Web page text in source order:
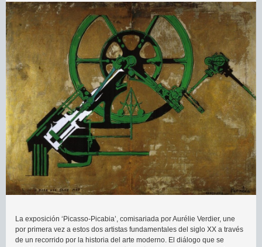
La exposición ‘Picasso-Picabia’, comisariada por Aurélie Verdier, une
por primera vez a estos dos artistas fundamentales del siglo XX a través
de un recorrido por la historia del arte moderno. El diálogo que se